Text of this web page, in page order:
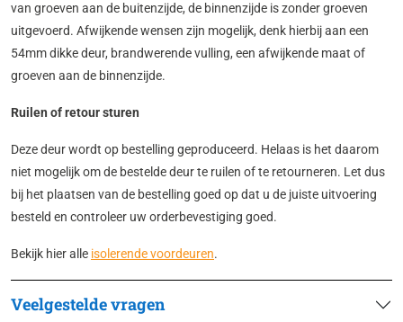
van groeven aan de buitenzijde, de binnenzijde is zonder groeven
uitgevoerd. Afwijkende wensen zijn mogelijk, denk hierbij aan een
54mm dikke deur, brandwerende vulling, een afwijkende maat of
groeven aan de binnenzijde.
Ruilen of retour sturen
Deze deur wordt op bestelling geproduceerd. Helaas is het daarom
niet mogelijk om de bestelde deur te ruilen of te retourneren. Let dus
bij het plaatsen van de bestelling goed op dat u de juiste uitvoering
besteld en controleer uw orderbevestiging goed.
Bekijk hier alle isolerende voordeuren.
Veelgestelde vragen